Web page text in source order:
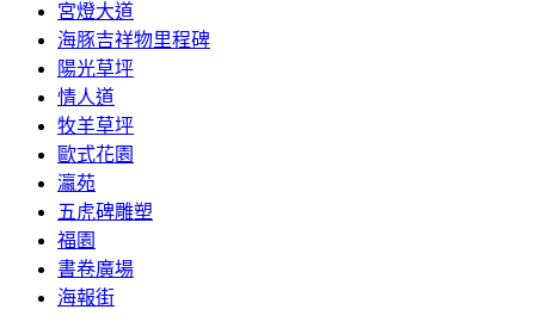
宮燈大道
海豚吉祥物里程碑
陽光草坪
情人道
牧羊草坪
歐式花園
瀛苑
五虎碑雕塑
福園
書卷廣場
海報街